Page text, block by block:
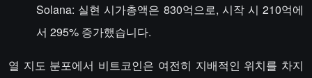
Solana: 실현 시가총액은 830억으로, 시작 시 210억에
서 295% 증가했습니다.
열 지도 분포에서 비트코인은 여전히 지배적인 위치를 차지